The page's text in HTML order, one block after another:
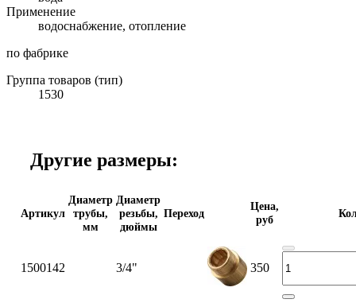
Применение
водоснабжение, отопление
по фабрике
Группа товаров (тип)
1530
Другие размеры:
Артикул
Диаметр
трубы,
мм
Диаметр
резьбы,
дюймы
Переход
Цена,
руб
1500142 3/4" 350